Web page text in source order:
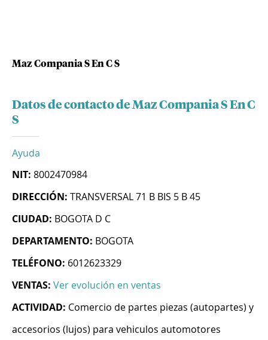
Maz Compania S En C S
Datos de contacto de Maz Compania S En C
S
Ayuda
NIT: 8002470984
DIRECCIÓN: TRANSVERSAL 71 B BIS 5 B 45
CIUDAD: BOGOTA D C
DEPARTAMENTO: BOGOTA
TELÉFONO: 6012623329
VENTAS: Ver evolución en ventas
ACTIVIDAD: Comercio de partes piezas (autopartes) y
accesorios (lujos) para vehiculos automotores